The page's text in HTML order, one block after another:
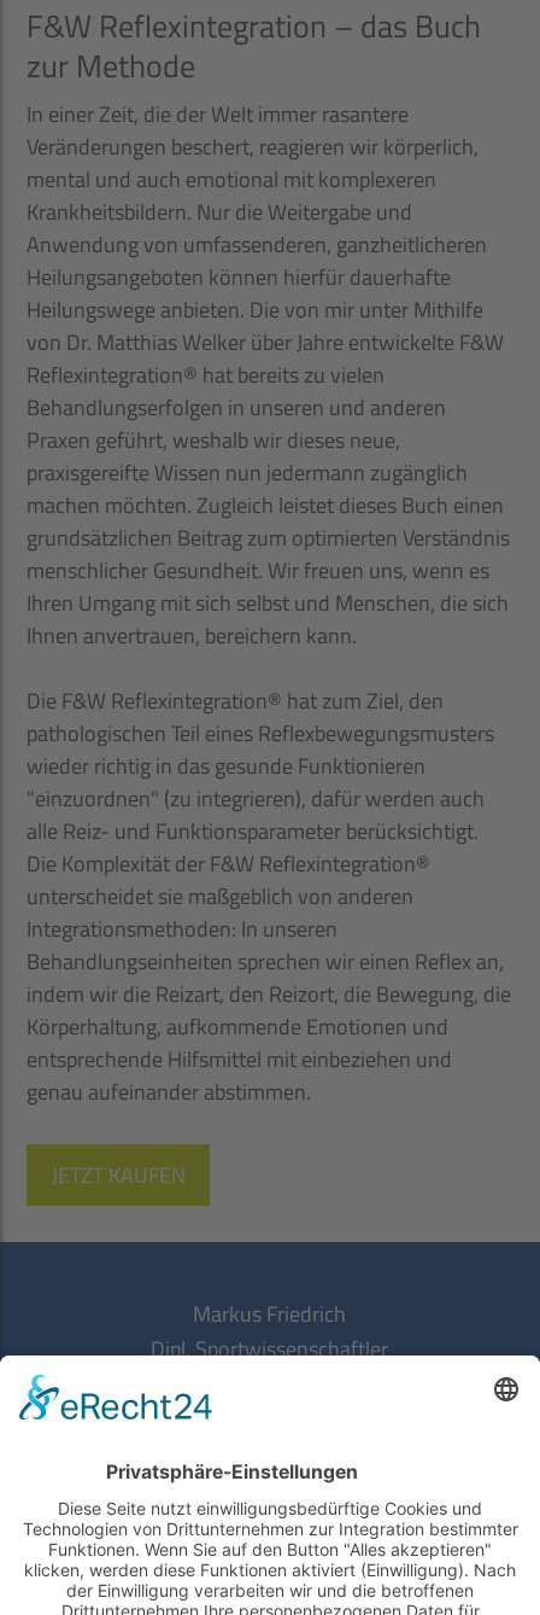
F&W Reflexintegration – das Buch
zur Methode
In einer Zeit, die der Welt immer rasantere
Veränderungen beschert, reagieren wir körperlich,
mental und auch emotional mit komplexeren
Krankheitsbildern. Nur die Weitergabe und
Anwendung von umfassenderen, ganzheitlicheren
Heilungsangeboten können hierfür dauerhafte
Heilungswege anbieten. Die von mir unter Mithilfe
von Dr. Matthias Welker über Jahre entwickelte F&W
Reflexintegration® hat bereits zu vielen
Behandlungserfolgen in unseren und anderen
Praxen geführt, weshalb wir dieses neue,
praxisgereifte Wissen nun jedermann zugänglich
machen möchten. Zugleich leistet dieses Buch einen
grundsätz­lichen Beitrag zum optimierten Verständnis
menschlicher Gesundheit. Wir freuen uns, wenn es
Ihren Umgang mit sich selbst und Menschen, die sich
Ihnen anvertrauen, bereichern kann.
Die F&W Reflexintegration® hat zum Ziel, den
pathologischen Teil eines Reflexbewegungsmusters
wieder richtig in das gesunde Funktionieren
"einzuordnen" (zu integrieren), dafür werden auch
alle Reiz- und Funktionsparameter berücksichtigt.
Die Komplexität der F&W Reflexintegration®
unterscheidet sie maßgeblich von anderen
Integrationsmethoden: In unseren
Behandlungseinheiten sprechen wir einen Reflex an,
indem wir die Reizart, den Reizort, die Bewegung, die
Körper­haltung, aufkommende Emotionen und
entsprechende Hilfsmittel mit einbeziehen und
genau aufeinander abstimmen.
JETZT KAUFEN
Markus Friedrich
Dipl. Sportwissenschaftler
08161 / 175 90 20
markus@friedrich-training.de